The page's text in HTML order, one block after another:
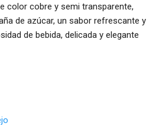
color cobre y semi transparente,
de azúcar, un sabor refrescante y
de bebida, delicada y elegante